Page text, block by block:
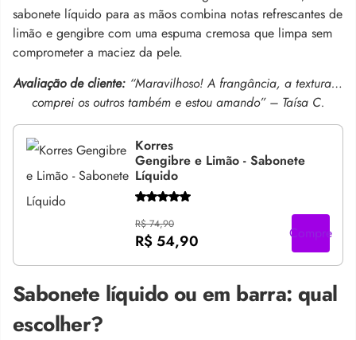
sabonete líquido para as mãos combina notas refrescantes de
limão e gengibre com uma espuma cremosa que limpa sem
comprometer a maciez da pele.
Avaliação de cliente: “Maravilhoso! A frangância, a textura…
comprei os outros também e estou amando” – Taísa C.
Korres
Gengibre e Limão - Sabonete
Líquido
R$ 74,90
R$ 54,90 Compre
Sabonete líquido ou em barra: qual
escolher?